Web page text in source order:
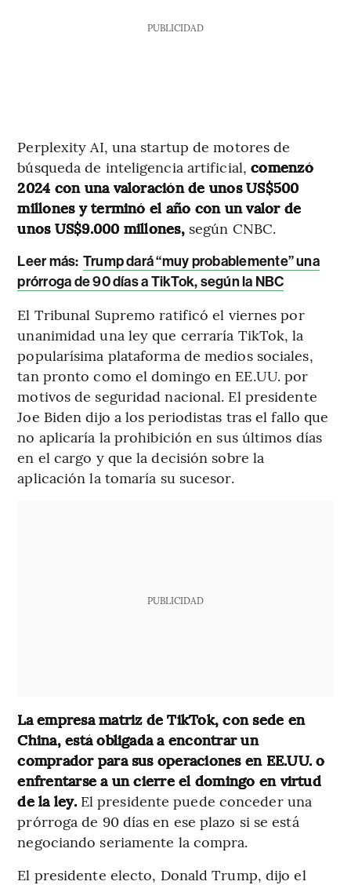
PUBLICIDAD
Perplexity AI, una startup de motores de
búsqueda de inteligencia artificial,comenzó
2024 con una valoración de unos US$500
millones y terminó el año con un valor de
unos US$9.000 millones,según CNBC.
Leer más: Trump dará “muy probablemente” una
prórroga de 90 días a TikTok, según la NBC
El Tribunal Supremo ratificó el viernes por
unanimidad una ley que cerraría TikTok, la
popularísima plataforma de medios sociales,
tan pronto como el domingo en EE.UU. por
motivos de seguridad nacional. El presidente
Joe Biden dijo a los periodistas tras el fallo que
no aplicaría la prohibición en sus últimos días
en el cargo y que la decisión sobre la
aplicación la tomaría su sucesor.
PUBLICIDAD
La empresa matriz de TikTok, con sede en
China, está obligada a encontrar un
comprador para sus operaciones en EE.UU. o
enfrentarse a un cierre el domingo en virtud
de la ley.El presidente puede conceder una
prórroga de 90 días en ese plazo si se está
negociando seriamente la compra.
El presidente electo, Donald Trump, dijo el